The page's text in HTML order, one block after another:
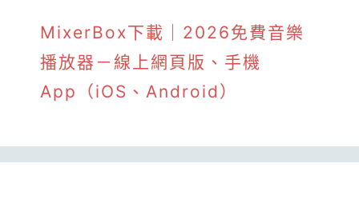
MixerBox下載｜2026免費音樂
播放器－線上網頁版、手機
App（iOS、Android）